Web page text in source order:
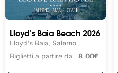
Lloyd's Baia Beach 2026
Lloyd's Baia, Salerno
Biglietti a partire da 8.00€